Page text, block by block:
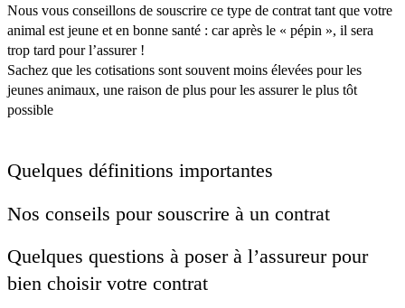
Nous vous conseillons de souscrire ce type de contrat tant que votre
animal est jeune et en bonne santé : car après le « pépin », il sera
trop tard pour l’assurer !
Sachez que les cotisations sont souvent moins élevées pour les
jeunes animaux, une raison de plus pour les assurer le plus tôt
possible
Quelques définitions importantes
Nos conseils pour souscrire à un contrat
Quelques questions à poser à l’assureur pour
bien choisir votre contrat